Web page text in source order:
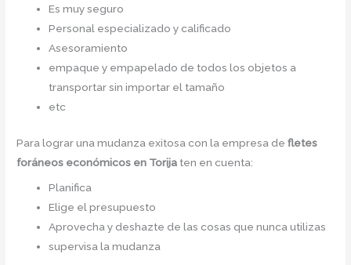
Es muy seguro
Personal especializado y calificado
Asesoramiento
empaque y empapelado de todos los objetos a
transportar sin importar el tamaño
etc
Para lograr una mudanza exitosa con la empresa defletes
foráneos económicos en Torija ten en cuenta:
Planifica
Elige el presupuesto
Aprovecha y deshazte de las cosas que nunca utilizas
supervisa la mudanza